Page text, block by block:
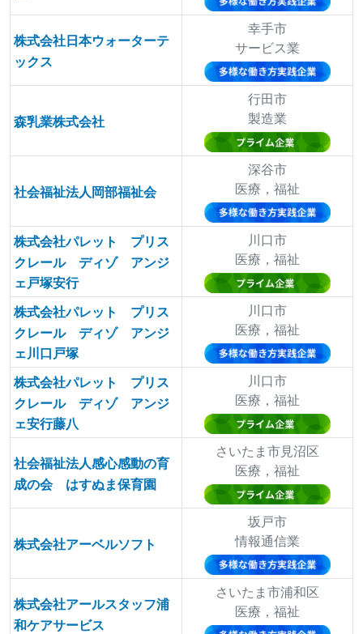
株式会社日本ウォーターテ
ックス
幸手市
サービス業
森乳業株式会社
行田市
製造業
社会福祉法人岡部福祉会
深谷市
医療，福祉
株式会社パレット プリス
クレール ディゾ アンジ
ェ戸塚安行
川口市
医療，福祉
株式会社パレット プリス
クレール ディゾ アンジ
ェ川口戸塚
川口市
医療，福祉
株式会社パレット プリス
クレール ディゾ アンジ
ェ安行藤八
川口市
医療，福祉
社会福祉法人感心感動の育
成の会 はすぬま保育園
さいたま市見沼区
医療，福祉
株式会社アーベルソフト
坂戸市
情報通信業
株式会社アールスタッフ浦
和ケアサービス
さいたま市浦和区
医療，福祉